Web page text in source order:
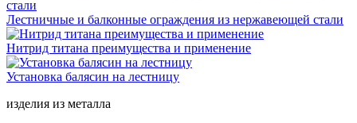
Лестничные и балконные ограждения из нержавеющей стали
Нитрид титана преимущества и применение
Установка балясин на лестницу
изделия из металла